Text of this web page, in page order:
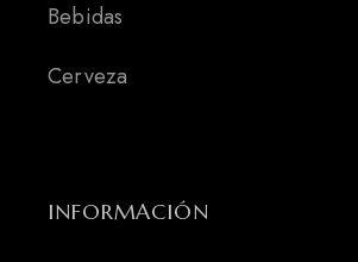
Bebidas
Cerveza
INFORMACIÓN